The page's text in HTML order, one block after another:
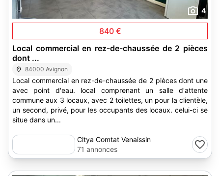
4
840 €
Local commercial en rez-de-chaussée de 2 pièces
dont ...
84000 Avignon
Local commercial en rez-de-chaussée de 2 pièces dont une
avec point d'eau. local comprenant un salle d'attente
commune aux 3 locaux, avec 2 toilettes, un pour la clientèle,
un second, privé, pour les occupants des locaux. celui-ci se
situe dans un...
Citya Comtat Venaissin
71 annonces